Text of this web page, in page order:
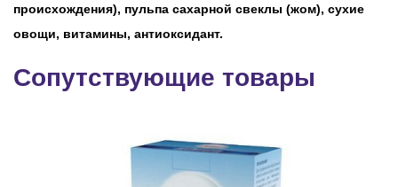
происхождения), пульпа сахарной свеклы (жом), сухие
овощи, витамины, антиоксидант.
Сопутствующие товары